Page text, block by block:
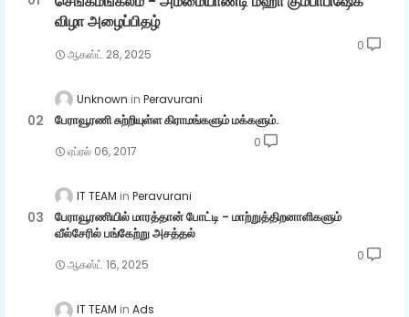
விழா அழைப்பிதழ்
ஆகஸ்ட் 28, 2025
0
Unknown Peravurani
பேராவூரணி சுற்றியுள்ள கிராமங்களும் மக்களும்.
ஏப்ரல் 06, 2017
0
IT TEAM Peravurani
பேராவூரணியில் மாரத்தான் போட்டி - மாற்றுத்திறனாளிகளும்
வீல்சேரில் பங்கேற்று அசத்தல்
ஆகஸ்ட் 16, 2025
0
IT TEAM Ads